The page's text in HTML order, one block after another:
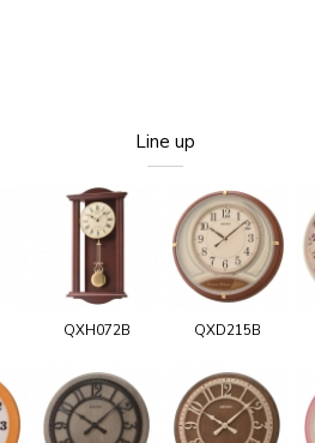
Line up
QXH072B QXD215B